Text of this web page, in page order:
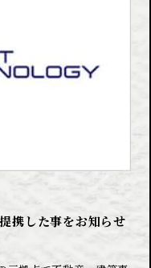
携した事をお知らせ